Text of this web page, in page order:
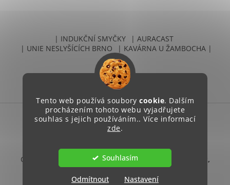
Tento web používá soubory cookie. Dalším
procházením tohoto webu vyjadřujete
souhlas s jejich používáním.. Více informací
zde.
Souhlasím
Nastavení
Odmítnout
| INDUKČNÍ SMYČKY
| AURACAST
| UNIE NESLYŠÍCÍCH BRNO
| KAVÁRNA U ŽAMBOCHA |
Vytvořil Shoptet
Copyright 2026
Unie neslyšících Brno, sociální podnik,
s.r.o.. Všechna práva vyhrazena.